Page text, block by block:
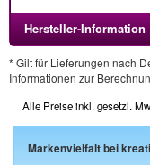
Hersteller-Information
* Gilt für Lieferungen nach
Informationen zur
Alle Preise inkl. gesetzl.
Markenvielfalt bei